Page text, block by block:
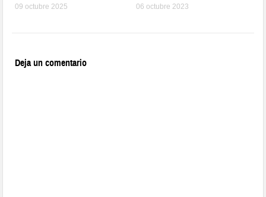
09 octubre 2025 06 octubre 2023
Deja un comentario